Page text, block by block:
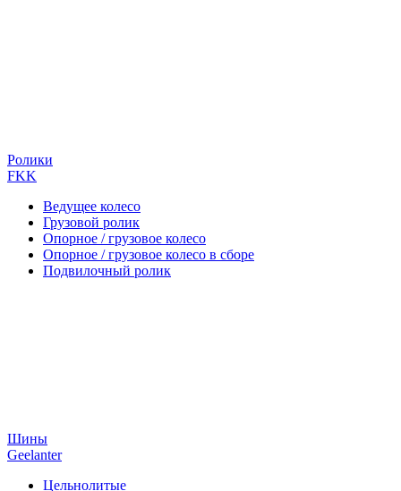
Ролики
FKK
Ведущее колесо
Грузовой ролик
Опорное / грузовое колесо
Опорное / грузовое колесо в сборе
Подвилочный ролик
Шины
Geelanter
Цельнолитые